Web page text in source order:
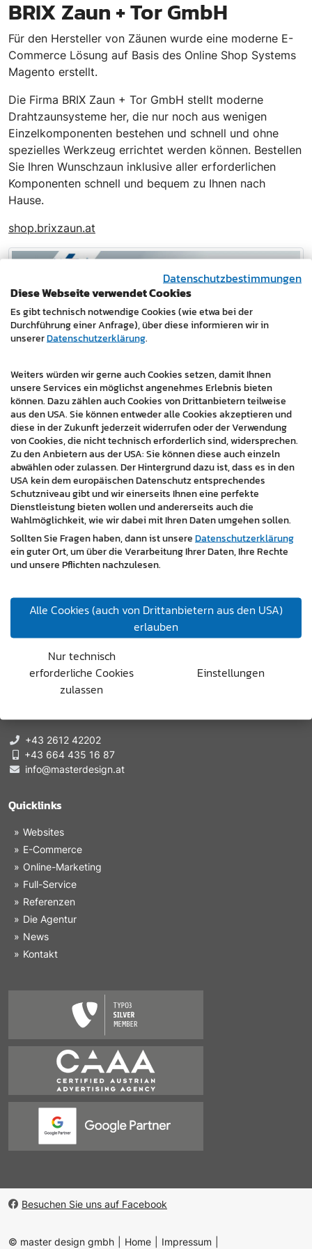
BRIX Zaun + Tor GmbH
Für den Hersteller von Zäunen wurde eine moderne E-
Commerce Lösung auf Basis des Online Shop Systems
Magento erstellt.
Die Firma BRIX Zaun + Tor GmbH stellt moderne
Drahtzaunsysteme her, die nur noch aus wenigen
Einzelkomponenten bestehen und schnell und ohne
spezielles Werkzeug errichtet werden können. Bestellen
Sie Ihren Wunschzaun inklusive aller erforderlichen
Komponenten schnell und bequem zu Ihnen nach
Hause.
shop.brixzaun.at
Branchen:
Baustoffhandel / Baufachmärkte / Baugewerbe
Handel / Vertrieb
« zurück
7350 Oberpullendorf, Hauptstraße 6/4
+43 2612 42202
+43 664 435 16 87
info@masterdesign.at
Quicklinks
Websites
E-Commerce
Online-Marketing
Full-Service
Referenzen
Die Agentur
News
Kontakt
Besuchen Sie uns auf Facebook
© master design gmbh Home Impressum
Datenschutzbestimmungen
Diese Webseite verwendet Cookies
Es gibt technisch notwendige Cookies (wie etwa bei der
Durchführung einer Anfrage), über diese informieren wir in
unsererDatenschutzerklärung.
Weiters würden wir gerne auch Cookies setzen, damit Ihnen
unsere Services ein möglichst angenehmes Erlebnis bieten
können. Dazu zählen auch Cookies von Drittanbietern teilweise
aus den USA. Sie können entweder alle Cookies akzeptieren und
diese in der Zukunft jederzeit widerrufen oder der Verwendung
von Cookies, die nicht technisch erforderlich sind, widersprechen.
Zu den Anbietern aus der USA: Sie können diese auch einzeln
abwählen oder zulassen. Der Hintergrund dazu ist, dass es in den
USA kein dem europäischen Datenschutz entsprechendes
Schutzniveau gibt und wir einerseits Ihnen eine perfekte
Dienstleistung bieten wollen und andererseits auch die
Wahlmöglichkeit, wie wir dabei mit Ihren Daten umgehen sollen.
Sollten Sie Fragen haben, dann ist unsereDatenschutzerklärung
ein guter Ort, um über die Verarbeitung Ihrer Daten, Ihre Rechte
und unsere Pflichten nachzulesen.
Alle Cookies (auch von Drittanbietern aus den USA)
erlauben
Nur technisch
erforderliche Cookies
zulassen
Einstellungen